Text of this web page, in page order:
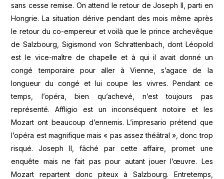
sans cesse remise. On attend le retour de Joseph II, parti en
Hongrie. La situation dérive pendant des mois même après
le retour du co-empereur et voilà que le prince archevêque
de Salzbourg, Sigismond von Schrattenbach, dont Léopold
est le vice-maître de chapelle et à qui il avait donné un
congé temporaire pour aller à Vienne, s’agace de la
longueur du congé et lui coupe les vivres. Pendant ce
temps, l’opéra, bien qu’achevé, n’est toujours pas
représenté. Affligio est un inconséquent notoire et les
Mozart ont beaucoup d’ennemis. L’impresario prétend que
l’opéra est magnifique mais « pas assez théâtral », donc trop
risqué. Joseph II, fâché par cette affaire, promet une
enquête mais ne fait pas pour autant jouer l’œuvre. Les
Mozart repartent donc piteux à Salzbourg. Entretemps,